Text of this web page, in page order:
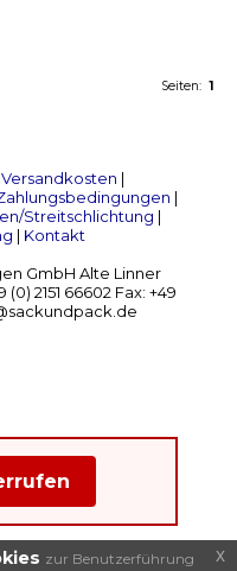
Seiten: 1
|
|
Streitschlichtung |
| Kontakt
GmbH Alte Linner
2151 66602 Fax: +49
zur Benutzerführung
x